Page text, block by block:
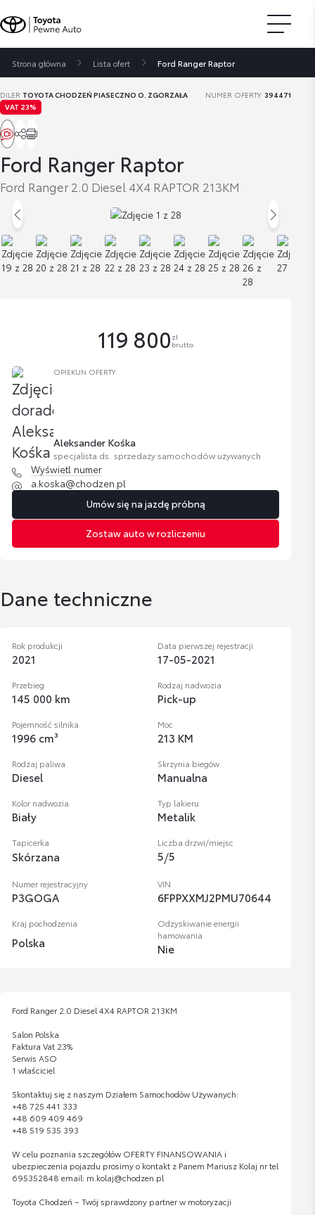
Strona główna Lista ofert Ford Ranger Raptor
Ford Ranger Raptor
Ford Ranger 2.0 Diesel 4X4 RAPTOR 213KM
VAT 23%
DILER TOYOTA CHODZEŃ PIASECZNO O. ZGORZAŁA NUMER OFERTY:394471
OPIEKUN OFERTY
Aleksander Kośka
specjalista ds. sprzedaży samochodów używanych
Wyświetl numer
a.koska@chodzen.pl
Umów się na jazdę próbną
119 800 zł
brutto
Zostaw auto w rozliczeniu
Dane techniczne
Rok produkcji
2021
Data pierwszej rejestracji
17-05-2021
Przebieg
145 000 km
Rodzaj nadwozia
Pick-up
Pojemność silnika
1996 cm³
Moc
213 KM
Rodzaj paliwa
Diesel
Skrzynia biegów
Manualna
Kolor nadwozia
Biały
Typ lakieru
Metalik
Tapicerka
Skórzana
Liczba drzwi/miejsc
5/5
Numer rejestracyjny
P3GOGA
VIN
6FPPXXMJ2PMU70644
Kraj pochodzenia
Polska
Odzyskiwanie energii
hamowania
Nie
Ford Ranger 2.0 Diesel 4X4 RAPTOR 213KM
Salon Polska
Faktura Vat 23%
Serwis ASO
1 właściciel
Skontaktuj się z naszym Działem Samochodów Używanych:
+48 725 441 333
+48 609 409 469
+48 519 535 393
W celu poznania szczegółów OFERTY FINANSOWANIA i
ubezpieczenia pojazdu prosimy o kontakt z Panem Mariusz Kolaj nr tel
695352848 email: m.kolaj@chodzen.pl
Toyota Chodzeń – Twój sprawdzony partner w motoryzacji